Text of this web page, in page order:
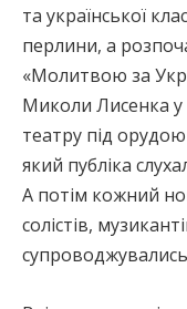
та української
перлини, а
«Молитвою за
Миколи Лисенка у
театру під
який публіка
А потім кожний
солістів,